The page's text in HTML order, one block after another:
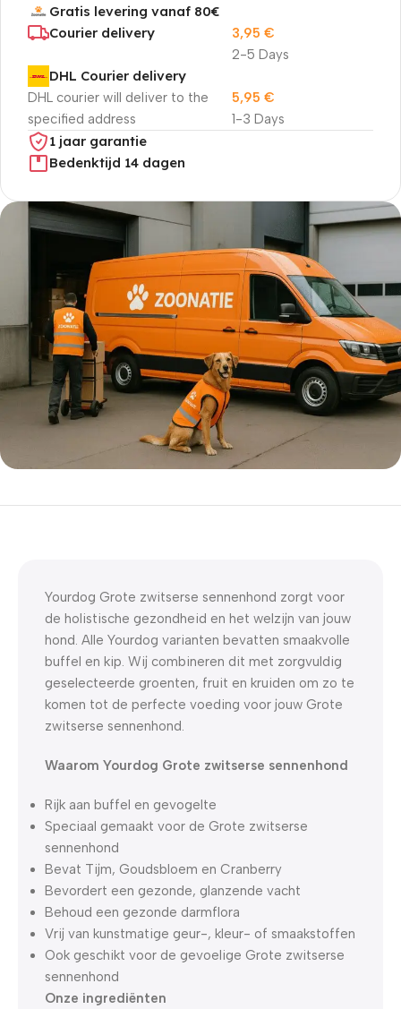
Gratis levering vanaf 80€
Courier delivery
2-5 Days
3,95 €
DHL Courier delivery
DHL courier will deliver to the
specified address
1-3 Days
5,95 €
1 jaar garantie
Bedenktijd 14 dagen
5% korting met code
Yourdog Grote zwitserse sennenhond zorgt voor
de holistische gezondheid en het welzijn van jouw
hond. Alle Yourdog varianten bevatten smaakvolle
buffel en kip. Wij combineren dit met zorgvuldig
geselecteerde groenten, fruit en kruiden om zo te
komen tot de perfecte voeding voor jouw Grote
zwitserse sennenhond.
Waarom Yourdog Grote zwitserse sennenhond
Rijk aan buffel en gevogelte
Speciaal gemaakt voor de Grote zwitserse
sennenhond
Bevat Tijm, Goudsbloem en Cranberry
Bevordert een gezonde, glanzende vacht
Behoud een gezonde darmflora
Vrij van kunstmatige geur-, kleur- of smaakstoffen
Ook geschikt voor de gevoelige Grote zwitserse
sennenhond
Onze ingrediënten